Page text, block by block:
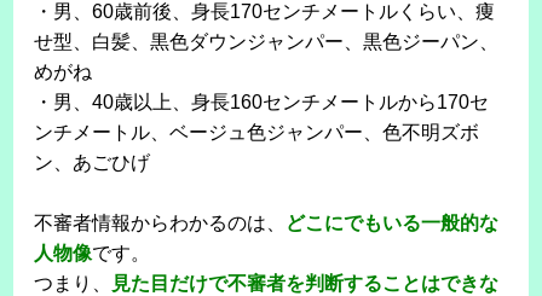
・男、60歳前後、身長170センチメートルくらい、痩
せ型、白髪、黒色ダウンジャンパー、黒色ジーパン、
めがね
・男、40歳以上、身長160センチメートルから170セ
ンチメートル、ベージュ色ジャンパー、色不明ズボ
ン、あごひげ
不審者情報からわかるのは、
どこにでもいる一般的な
人物像です。
つまり、
見た目だけで不審者を判断することはできな